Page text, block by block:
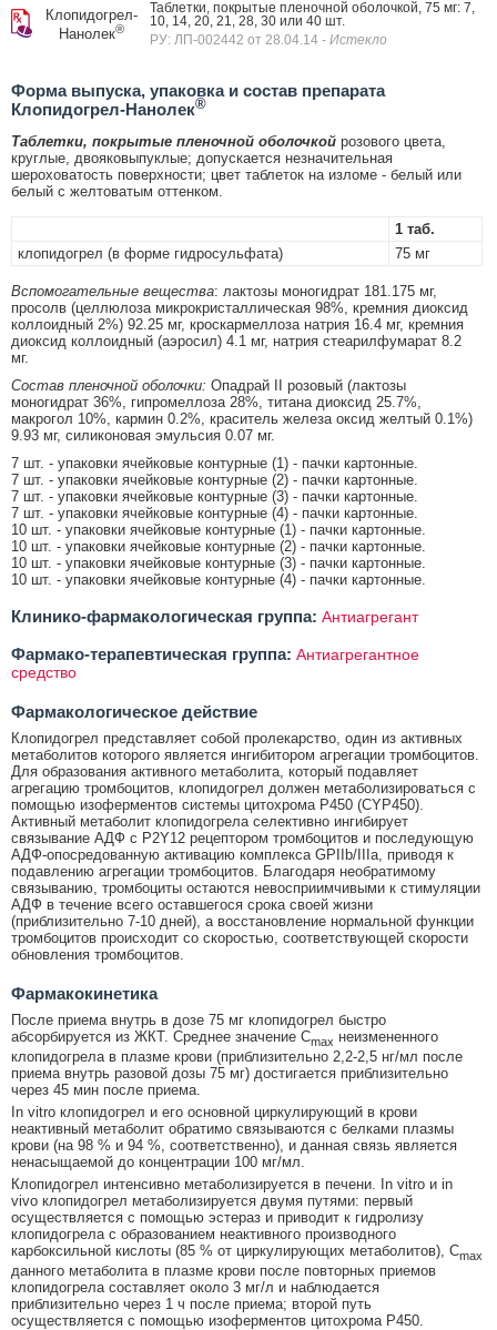
Клопидогрел-
Нанолек®
Таблетки, покрытые пленочной оболочкой, 75 мг: 7,
10, 14, 20, 21, 28, 30 или 40 шт.
РУ: ЛП-002442 от 28.04.14 - Истекло
Форма выпуска, упаковка и состав препарата
Клопидогрел-Нанолек®
Таблетки, покрытые пленочной оболочкой розового цвета,
круглые, двояковыпуклые; допускается незначительная
шероховатость поверхности; цвет таблеток на изломе - белый или
белый с желтоватым оттенком.
1 таб.
клопидогрел (в форме гидросульфата)
75 мг
Вспомогательные вещества: лактозы моногидрат 181.175 мг,
просолв (целлюлоза микрокристаллическая 98%, кремния диоксид
коллоидный 2%) 92.25 мг, кроскармеллоза натрия 16.4 мг, кремния
диоксид коллоидный (аэросил) 4.1 мг, натрия стеарилфумарат 8.2
мг.
Состав пленочной оболочки: Опадрай II розовый (лактозы
моногидрат 36%, гипромеллоза 28%, титана диоксид 25.7%,
макрогол 10%, кармин 0.2%, краситель железа оксид желтый 0.1%)
9.93 мг, силиконовая эмульсия 0.07 мг.
7 шт. - упаковки ячейковые контурные (1) - пачки картонные.
7 шт. - упаковки ячейковые контурные (2) - пачки картонные.
7 шт. - упаковки ячейковые контурные (3) - пачки картонные.
7 шт. - упаковки ячейковые контурные (4) - пачки картонные.
10 шт. - упаковки ячейковые контурные (1) - пачки картонные.
10 шт. - упаковки ячейковые контурные (2) - пачки картонные.
10 шт. - упаковки ячейковые контурные (3) - пачки картонные.
10 шт. - упаковки ячейковые контурные (4) - пачки картонные.
Клинико-фармакологическая группа: Антиагрегант
Фармако-терапевтическая группа: Антиагрегантное
средство
Фармакологическое действие
Клопидогрел представляет собой пролекарство, один из активных
метаболитов которого является ингибитором агрегации тромбоцитов.
Для образования активного метаболита, который подавляет
агрегацию тромбоцитов, клопидогрел должен метаболизироваться с
помощью изоферментов системы цитохрома Р450 (CYP450).
Активный метаболит клопидогрела селективно ингибирует
связывание АДФ с P2Y12 рецептором тромбоцитов и последующую
АДФ-опосредованную активацию комплекса GPIIb/IIIa, приводя к
подавлению агрегации тромбоцитов. Благодаря необратимому
связыванию, тромбоциты остаются невосприимчивыми к стимуляции
АДФ в течение всего оставшегося срока своей жизни
(приблизительно 7-10 дней), а восстановление нормальной функции
тромбоцитов происходит со скоростью, соответствующей скорости
обновления тромбоцитов.
Фармакокинетика
После приема внутрь в дозе 75 мг клопидогрел быстро
абсорбируется из ЖКТ. Среднее значение Сmax неизмененного
клопидогрела в плазме крови (приблизительно 2,2-2,5 нг/мл после
приема внутрь разовой дозы 75 мг) достигается приблизительно
через 45 мин после приема.
In vitro клопидогрел и его основной циркулирующий в крови
неактивный метаболит обратимо связываются с белками плазмы
крови (на 98 % и 94 %, соответственно), и данная связь является
ненасыщаемой до концентрации 100 мг/мл.
Клопидогрел интенсивно метаболизируется в печени. In vitro и in
vivo клопидогрел метаболизируется двумя путями: первый
осуществляется с помощью эстераз и приводит к гидролизу
клопидогрела с образованием неактивного производного
карбоксильной кислоты (85 % от циркулирующих метаболитов), Cmax
данного метаболита в плазме крови после повторных приемов
клопидогрела составляет около 3 мг/л и наблюдается
приблизительно через 1 ч после приема; второй путь
осуществляется с помощью изоферментов цитохрома Р450.